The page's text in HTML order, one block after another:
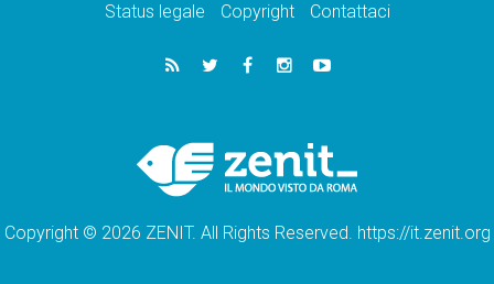
Status legale
Copyright Contattaci
Copyright © 2026 ZENIT. All Rights Reserved. https://it.zenit.org